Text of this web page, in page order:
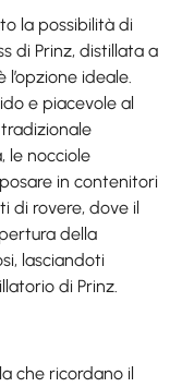
la possibilità di
di Prinz, distillata a
ideale.
e piacevole al
le nocciole
in contenitori
di rovere, dove il
della
lasciandoti
di Prinz.
che ricordano il